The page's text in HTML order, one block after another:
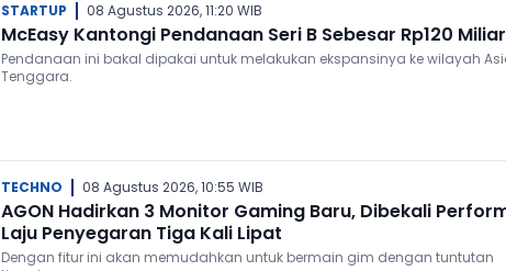
STARTUP 08 Agustus 2026, 11:20 WIB
McEasy Kantongi Pendanaan Seri B Sebesar Rp120 Miliar
Pendanaan ini bakal dipakai untuk melakukan ekspansinya ke wilayah
Tenggara.
TECHNO 08 Agustus 2026, 10:55 WIB
AGON Hadirkan 3 Monitor Gaming Baru, Dibekali
Laju Penyegaran Tiga Kali Lipat
Dengan fitur ini akan memudahkan untuk bermain gim dengan tuntutan